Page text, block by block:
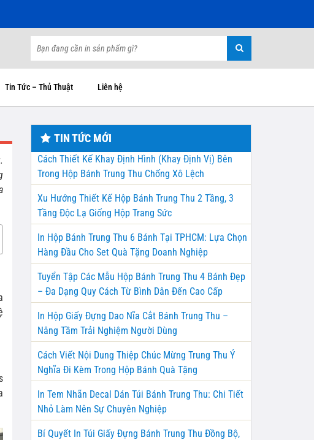
Tin Tức – Thủ Thuật Liên hệ
TIN TỨC MỚI
Cách Thiết Kế Khay Định Hình (Khay Định Vị) Bên
Trong Hộp Bánh Trung Thu Chống Xô Lệch
Xu Hướng Thiết Kế Hộp Bánh Trung Thu 2 Tầng, 3
Tầng Độc Lạ Giống Hộp Trang Sức
In Hộp Bánh Trung Thu 6 Bánh Tại TPHCM: Lựa Chọn
Hàng Đầu Cho Set Quà Tặng Doanh Nghiệp
Tuyển Tập Các Mẫu Hộp Bánh Trung Thu 4 Bánh Đẹp
– Đa Dạng Quy Cách Từ Bình Dân Đến Cao Cấp
In Hộp Giấy Đựng Dao Nĩa Cắt Bánh Trung Thu –
Nâng Tầm Trải Nghiệm Người Dùng
Cách Viết Nội Dung Thiệp Chúc Mừng Trung Thu Ý
Nghĩa Đi Kèm Trong Hộp Bánh Quà Tặng
In Tem Nhãn Decal Dán Túi Bánh Trung Thu: Chi Tiết
Nhỏ Làm Nên Sự Chuyên Nghiệp
Bí Quyết In Túi Giấy Đựng Bánh Trung Thu Đồng Bộ,